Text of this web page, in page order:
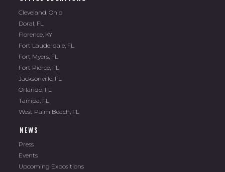
Cleveland, Ohio
Doral, FL
Florence, KY
Fort Lauderdale, FL
Fort Myers, FL
Fort Pierce, FL
Jacksonville, FL
Orlando, FL
Tampa, FL
West Palm Beach, FL
NEWS
Press
Events
Upcoming Expositions